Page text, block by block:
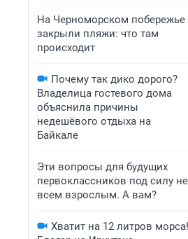
На Черноморском побережье
закрыли пляжи: что там
происходит
Почему так дико дорого?
Владелица гостевого дома
объяснила причины
недешёвого отдыха на
Байкале
Эти вопросы для будущих
первоклассников под силу не
всем взрослым. А вам?
Хватит на 12 литров морса!